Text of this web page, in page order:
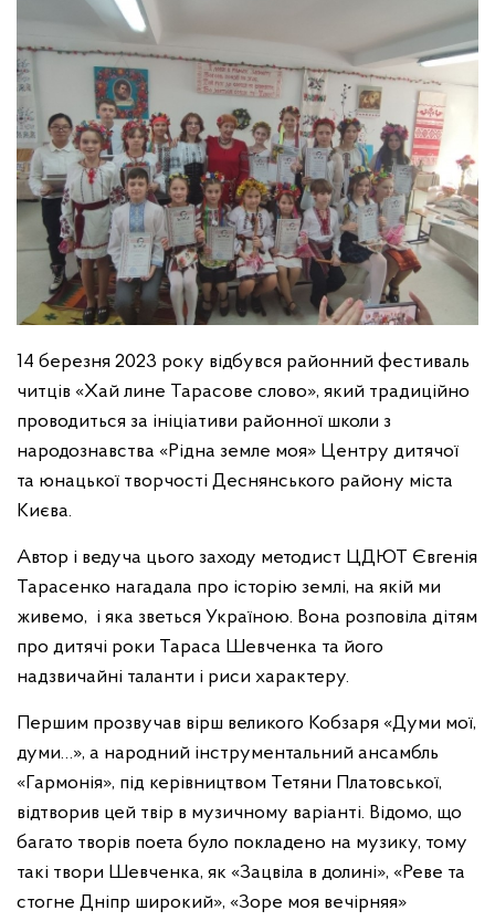
14 березня 2023 року відбувся районний фестиваль
читців «Хай лине Тарасове слово», який традиційно
проводиться за ініціативи районної школи з
народознавства «Рідна земле моя» Центру дитячої
та юнацької творчості Деснянського району міста
Києва.
Автор і ведуча цього заходу методист ЦДЮТ Євгенія
Тарасенко нагадала про історію землі, на якій ми
живемо, і яка зветься Україною. Вона розповіла дітям
про дитячі роки Тараса Шевченка та його
надзвичайні таланти і риси характеру.
Першим прозвучав вірш великого Кобзаря «Думи мої,
думи…», а народний інструментальний ансамбль
«Гармонія», під керівництвом Тетяни Платовської,
відтворив цей твір в музичному варіанті. Відомо, що
багато творів поета було покладено на музику, тому
такі твори Шевченка, як «Зацвіла в долині», «Реве та
стогне Дніпр широкий», «Зоре моя вечірняя»